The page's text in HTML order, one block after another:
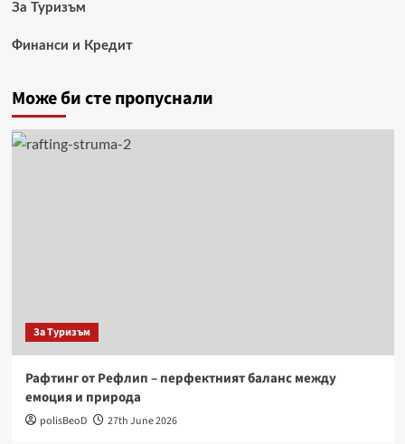
За Туризъм
Финанси и Кредит
Може би сте пропуснали
За Туризъм
Рафтинг от Рефлип – перфектният баланс между
емоция и природа
polisBeoD 27th June 2026